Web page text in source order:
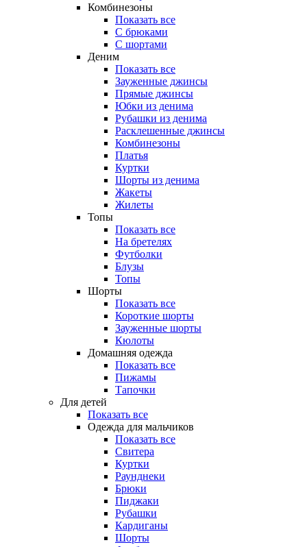
Комбинезоны
Показать все
С брюками
С шортами
Деним
Показать все
Зауженные джинсы
Прямые джинсы
Юбки из денима
Рубашки из денима
Расклешенные джинсы
Комбинезоны
Платья
Куртки
Шорты из денима
Жакеты
Жилеты
Топы
Показать все
На бретелях
Футболки
Блузы
Топы
Шорты
Показать все
Короткие шорты
Зауженные шорты
Кюлоты
Домашняя одежда
Показать все
Пижамы
Тапочки
Для детей
Показать все
Одежда для мальчиков
Показать все
Свитера
Куртки
Раунднеки
Брюки
Пиджаки
Рубашки
Кардиганы
Шорты